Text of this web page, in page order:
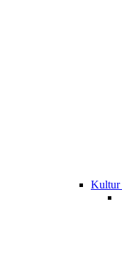
Kultur